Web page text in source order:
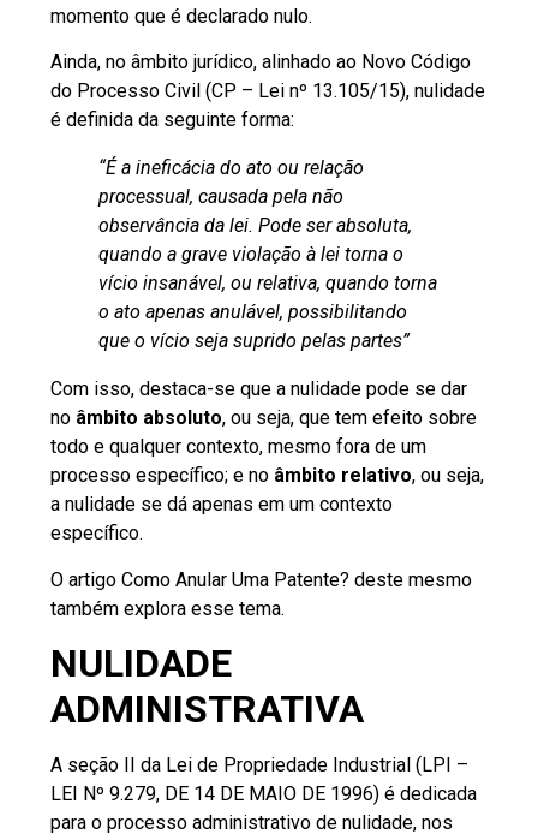
momento que é declarado nulo.
Ainda, no âmbito jurídico, alinhado ao Novo Código
do Processo Civil (CP – Lei nº 13.105/15), nulidade
é definida da seguinte forma:
“É a ineficácia do ato ou relação
processual, causada pela não
observância da lei. Pode ser absoluta,
quando a grave violação à lei torna o
vício insanável, ou relativa, quando torna
o ato apenas anulável, possibilitando
que o vício seja suprido pelas partes”
Com isso, destaca-se que a nulidade pode se dar
no âmbito absoluto, ou seja, que tem efeito sobre
todo e qualquer contexto, mesmo fora de um
processo específico; e no âmbito relativo, ou seja,
a nulidade se dá apenas em um contexto
específico.
O artigo Como Anular Uma Patente? deste mesmo
também explora esse tema.
NULIDADE
ADMINISTRATIVA
A seção II da Lei de Propriedade Industrial (LPI –
LEI Nº 9.279, DE 14 DE MAIO DE 1996) é dedicada
para o processo administrativo de nulidade, nos